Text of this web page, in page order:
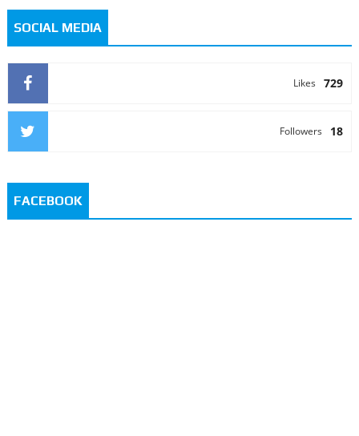
SOCIAL MEDIA
729
Likes
18
Followers
FACEBOOK